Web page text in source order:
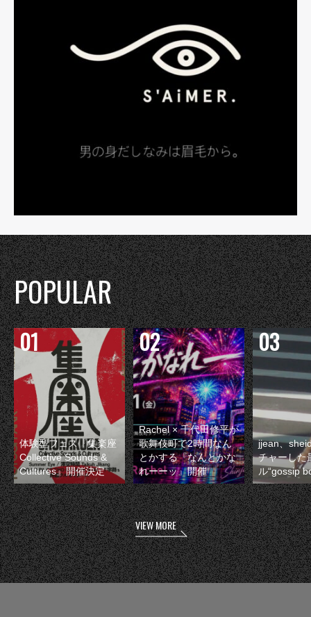
POPULAR
体験型フェス『集楽座
Collective Sounds &
Cultures』開催決定
Rachel × 千代田修平が
歌舞伎町で2時間なん
とかする『なんとかな
れーーッ』開催
jjean、
チャーした
ル“gossip
VIEW MORE